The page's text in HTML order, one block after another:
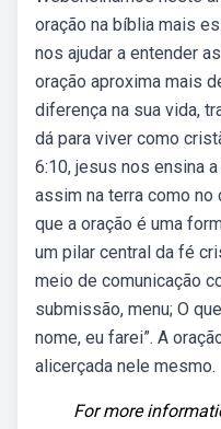
oração na bíblia mais
nos ajudar a entender
oração aproxima mais
diferença na sua vida,
dá para viver como
6:10, jesus nos ensina
assim na terra como
que a oração é uma
um pilar central da fé
meio de comunicação
submissão, menu; O
nome, eu farei”. A
alicerçada nele mesmo.
For more